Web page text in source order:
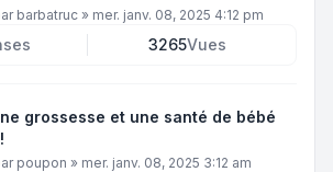
barbatruc » mer. janv. 08, 2025 4:12 pm
3265Vues
grossesse et une santé de bébé
poupon » mer. janv. 08, 2025 3:12 am